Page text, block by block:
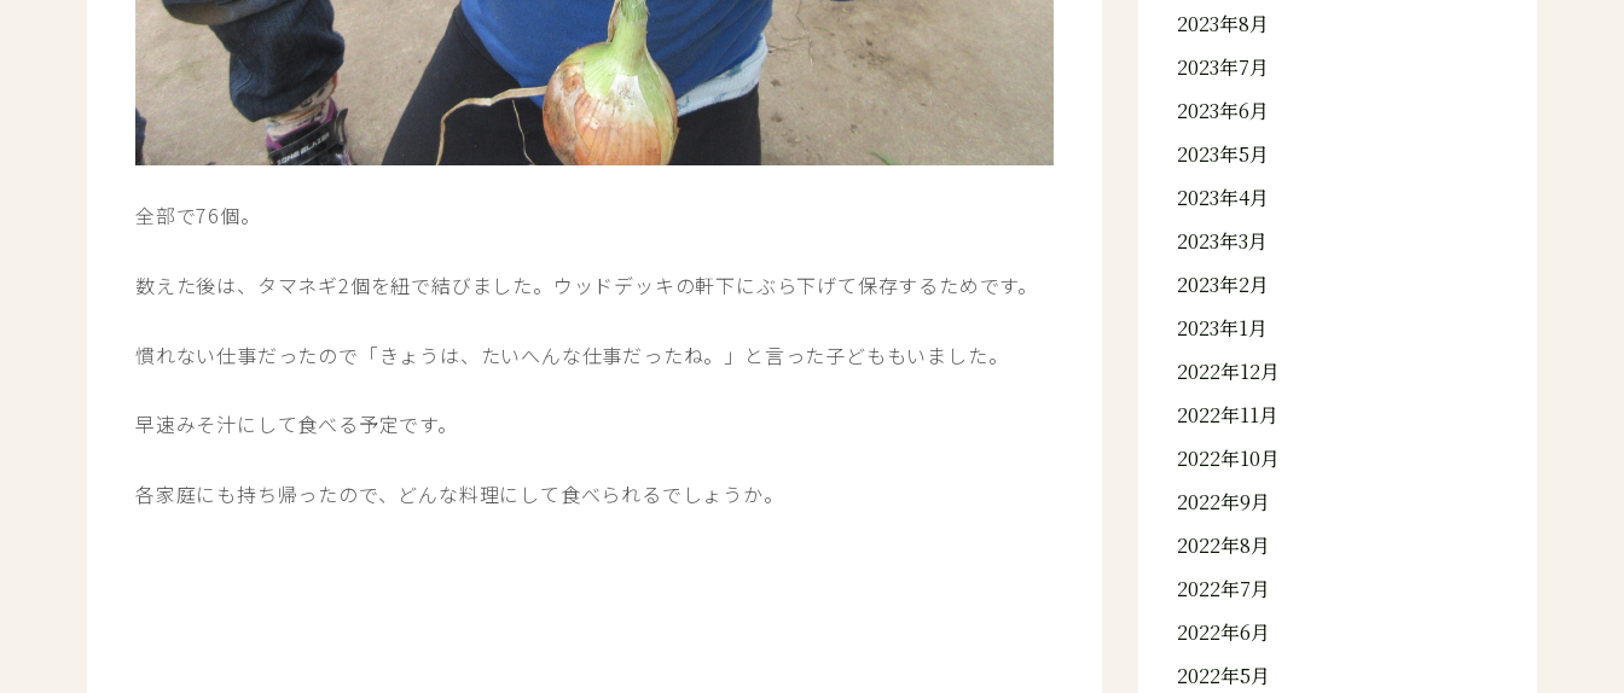
全部で76個。
数えた後は、タマネギ2個を紐で結びました。ウッドデッキの軒下にぶら下げて保存するためです。
慣れない仕事だったので「きょうは、たいへんな仕事だったね。」と言った子どももいました。
早速みそ汁にして食べる予定です。
各家庭にも持ち帰ったので、どんな料理にして食べられるでしょうか。
2023年8月
2023年7月
2023年6月
2023年5月
2023年4月
2023年3月
2023年2月
2023年1月
2022年12月
2022年11月
2022年10月
2022年9月
2022年8月
2022年7月
2022年6月
2022年5月